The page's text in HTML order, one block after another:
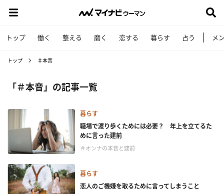
トップ 働く 整える 磨く 恋する 暮らす 占う メ
トップ ＃本音
「＃本音」の記事一覧
暮らす
職場で渡り歩くためには必要？ 年上を立てるた
めに言った建前
＃オンナの本音と建前
暮らす
恋人のご機嫌を取るために言ってしまうこと